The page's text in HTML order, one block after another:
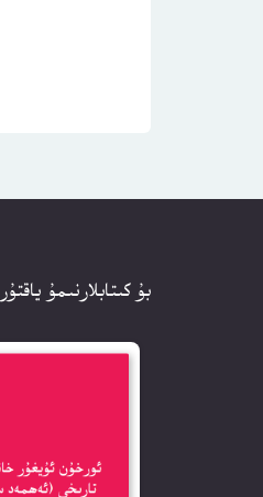
بۇ كىتابلارنىمۇ